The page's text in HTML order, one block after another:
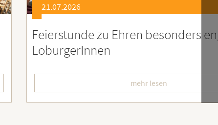
21.07.2026
Soziales Engagement für
Ruanda – Wir sind dabei!
mehr lesen